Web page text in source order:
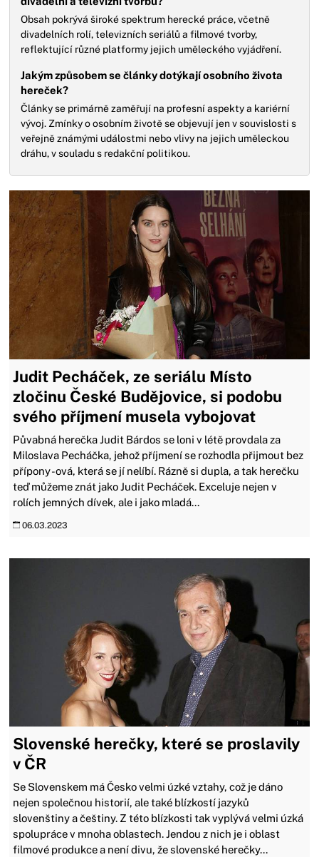
Obsah pokrývá široké spektrum herecké práce, včetně
divadelních rolí, televizních seriálů a filmové tvorby,
reflektující různé platformy jejich uměleckého vyjádření.
Jakým způsobem se články dotýkají osobního života
hereček?
Články se primárně zaměřují na profesní aspekty a kariérní
vývoj. Zmínky o osobním životě se objevují jen v souvislosti s
veřejně známými událostmi nebo vlivy na jejich uměleckou
dráhu, v souladu s redakční politikou.
Judit Pecháček, ze seriálu Místo
zločinu České Budějovice, si podobu
svého příjmení musela vybojovat
Půvabná herečka Judit Bárdos se loni v létě provdala za
Miloslava Pecháčka, jehož příjmení se rozhodla přijmout bez
přípony -ová, která se jí nelíbí. Rázně si dupla, a tak herečku
teď můžeme znát jako Judit Pecháček. Exceluje nejen v
rolích jemných dívek, ale i jako mladá...
06.03.2023
Slovenské herečky, které se proslavily
v ČR
Se Slovenskem má Česko velmi úzké vztahy, což je dáno
nejen společnou historií, ale také blízkostí jazyků
slovenštiny a češtiny. Z této blízkosti tak vyplývá velmi úzká
spolupráce v mnoha oblastech. Jendou z nich je i oblast
filmové produkce a není divu, že slovenské herečky...